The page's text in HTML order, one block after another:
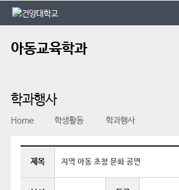
본문 바로가기
대메뉴 바로가기
아동교육학과
학과행사
Home 학생활동 학과행사
제목 지역 아동 초청 문화 공연